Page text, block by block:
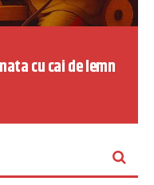
cu cai de lemn